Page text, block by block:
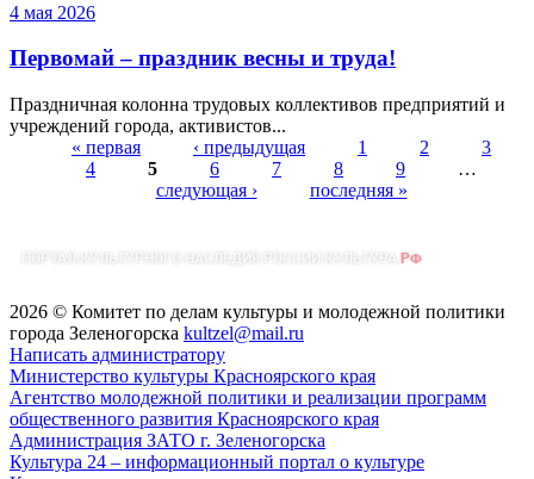
4 мая 2026
Первомай – праздник весны и труда!
Праздничная колонна трудовых коллективов предприятий и
учреждений города, активистов...
Страницы
« первая ‹ предыдущая 1 2
3
4
5 6 7 8 9
…
следующая ›
последняя »
2026 © Комитет по делам культуры и молодежной политики
города Зеленогорска kultzel@mail.ru
Написать администратору
Министерство культуры Красноярского края
Агентство молодежной политики и реализации программ
общественного развития Красноярского края
Администрация ЗАТО г. Зеленогорска
Культура 24 – информационный портал о культуре